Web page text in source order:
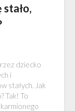
dziecko
i
stałych. Jak
Tak! To